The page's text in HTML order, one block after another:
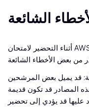
الشائعة
أثناء التحضير لامتحان AWS عبر الإنترنت، يجب على المرشحين
قد يميل بعض المرشحين
المصادر قد تكون قديمة
عليها قد يؤدي إلى تحضير